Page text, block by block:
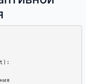
t):